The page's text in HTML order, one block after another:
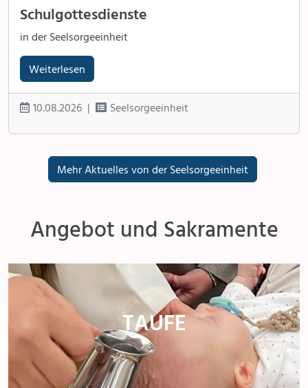
Schulgottesdienste
in der Seelsorgeeinheit
Weiterlesen
10.08.2026 Seelsorgeeinheit
Mehr Aktuelles von der Seelsorgeeinheit
Angebot und Sakramente
TAUFE